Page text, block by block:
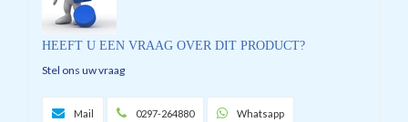
HEEFT U EEN VRAAG OVER DIT PRODUCT?
Stel ons uw vraag
Mail 0297-264880 Whatsapp